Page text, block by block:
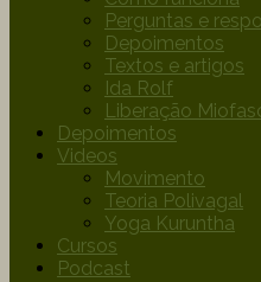
Perguntas e
Depoimentos
Textos e artigos
Ida Rolf
Liberação
Depoimentos
Videos
Movimento
Teoria Polivagal
Yoga Kuruntha
Cursos
Podcast